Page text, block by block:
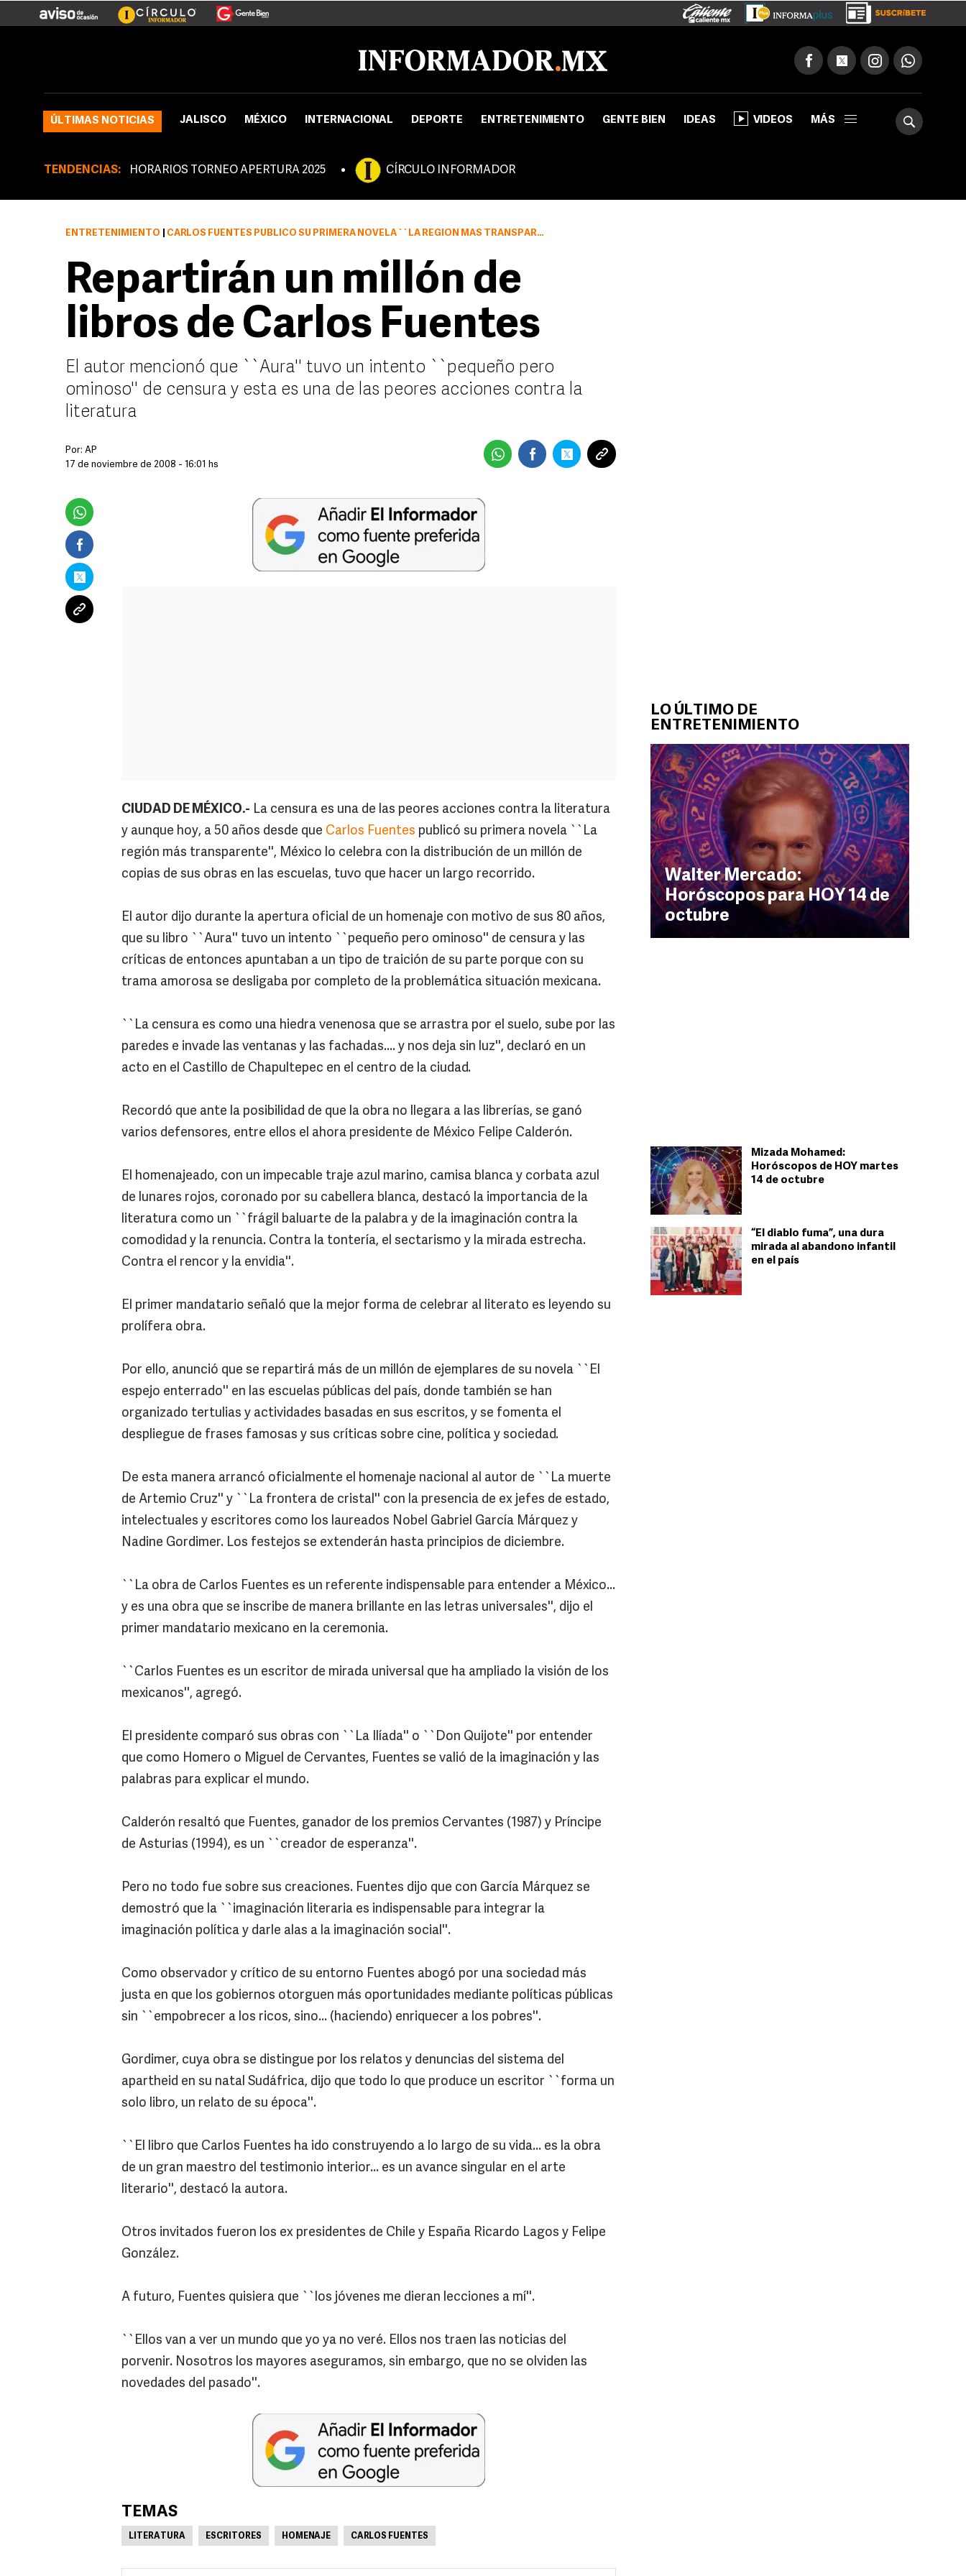
ÚLTIMAS NOTICIAS JALISCO MÉXICO INTERNACIONAL DEPORTE ENTRETENIMIENTO GENTE BIEN IDEAS VIDEOS MÁS
TENDENCIAS: HORARIOS TORNEO APERTURA 2025 CÍRCULO INFORMADOR
LO ÚLTIMO DE
ENTRETENIMIENTO
Walter Mercado:
Horóscopos para HOY 14 de
octubre
Mizada Mohamed:
Horóscopos de HOY martes
14 de octubre
“El diablo fuma”, una dura
mirada al abandono infantil
en el país
ENTRETENIMIENTO CARLOS FUENTES PUBLICÓ SU PRIMERA NOVELA ``LA REGIÓN MÁS TRANSPARENTE''
Repartirán un millón de
libros de Carlos Fuentes
El autor mencionó que ``Aura'' tuvo un intento ``pequeño pero
ominoso'' de censura y esta es una de las peores acciones contra la
literatura
Por: AP
17 de noviembre de 2008 - 16:01 hs
CIUDAD DE MÉXICO.- La censura es una de las peores acciones contra la literatura
y aunque hoy, a 50 años desde que Carlos Fuentes publicó su primera novela ``La
región más transparente'', México lo celebra con la distribución de un millón de
copias de sus obras en las escuelas, tuvo que hacer un largo recorrido.
El autor dijo durante la apertura oficial de un homenaje con motivo de sus 80 años,
que su libro ``Aura'' tuvo un intento ``pequeño pero ominoso'' de censura y las
críticas de entonces apuntaban a un tipo de traición de su parte porque con su
trama amorosa se desligaba por completo de la problemática situación mexicana.
``La censura es como una hiedra venenosa que se arrastra por el suelo, sube por las
paredes e invade las ventanas y las fachadas.... y nos deja sin luz'', declaró en un
acto en el Castillo de Chapultepec en el centro de la ciudad.
Recordó que ante la posibilidad de que la obra no llegara a las librerías, se ganó
varios defensores, entre ellos el ahora presidente de México Felipe Calderón.
El homenajeado, con un impecable traje azul marino, camisa blanca y corbata azul
de lunares rojos, coronado por su cabellera blanca, destacó la importancia de la
literatura como un ``frágil baluarte de la palabra y de la imaginación contra la
comodidad y la renuncia. Contra la tontería, el sectarismo y la mirada estrecha.
Contra el rencor y la envidia''.
El primer mandatario señaló que la mejor forma de celebrar al literato es leyendo su
prolífera obra.
Por ello, anunció que se repartirá más de un millón de ejemplares de su novela ``El
espejo enterrado'' en las escuelas públicas del país, donde también se han
organizado tertulias y actividades basadas en sus escritos, y se fomenta el
despliegue de frases famosas y sus críticas sobre cine, política y sociedad.
De esta manera arrancó oficialmente el homenaje nacional al autor de ``La muerte
de Artemio Cruz'' y ``La frontera de cristal'' con la presencia de ex jefes de estado,
intelectuales y escritores como los laureados Nobel Gabriel García Márquez y
Nadine Gordimer. Los festejos se extenderán hasta principios de diciembre.
``La obra de Carlos Fuentes es un referente indispensable para entender a México...
y es una obra que se inscribe de manera brillante en las letras universales'', dijo el
primer mandatario mexicano en la ceremonia.
``Carlos Fuentes es un escritor de mirada universal que ha ampliado la visión de los
mexicanos'', agregó.
El presidente comparó sus obras con ``La Ilíada'' o ``Don Quijote'' por entender
que como Homero o Miguel de Cervantes, Fuentes se valió de la imaginación y las
palabras para explicar el mundo.
Calderón resaltó que Fuentes, ganador de los premios Cervantes (1987) y Príncipe
de Asturias (1994), es un ``creador de esperanza''.
Pero no todo fue sobre sus creaciones. Fuentes dijo que con García Márquez se
demostró que la ``imaginación literaria es indispensable para integrar la
imaginación política y darle alas a la imaginación social''.
Como observador y crítico de su entorno Fuentes abogó por una sociedad más
justa en que los gobiernos otorguen más oportunidades mediante políticas públicas
sin ``empobrecer a los ricos, sino... (haciendo) enriquecer a los pobres''.
Gordimer, cuya obra se distingue por los relatos y denuncias del sistema del
apartheid en su natal Sudáfrica, dijo que todo lo que produce un escritor ``forma un
solo libro, un relato de su época''.
``El libro que Carlos Fuentes ha ido construyendo a lo largo de su vida... es la obra
de un gran maestro del testimonio interior... es un avance singular en el arte
literario'', destacó la autora.
Otros invitados fueron los ex presidentes de Chile y España Ricardo Lagos y Felipe
González.
A futuro, Fuentes quisiera que ``los jóvenes me dieran lecciones a mí''.
``Ellos van a ver un mundo que yo ya no veré. Ellos nos traen las noticias del
porvenir. Nosotros los mayores aseguramos, sin embargo, que no se olviden las
novedades del pasado''.
TEMAS
LITERATURA ESCRITORES HOMENAJE CARLOS FUENTES